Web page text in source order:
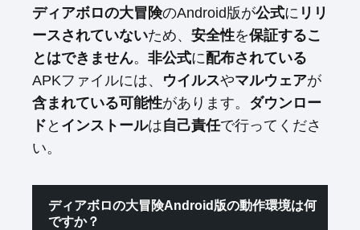
ディアボロの大冒険のAndroid版が公式に リリ
ースされていないため、 安全性を保証するこ
とはできません。 非公式に配布されている
APKファイルには、 ウイルスやマルウェアが
含まれている可能性があります。 ダウンロー
ド と インストールは自己責任で行ってくださ
い。
ディアボロの大冒険Android版の動作環境は何
ですか？